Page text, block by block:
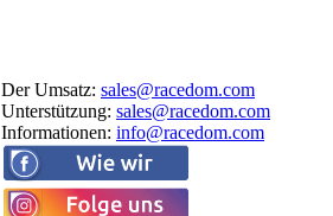
Der Umsatz: sales@racedom.com
Unterstützung: sales@racedom.com
Informationen: info@racedom.com